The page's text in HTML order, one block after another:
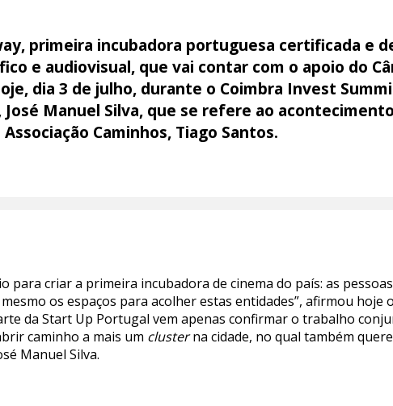
primeira incubadora portuguesa certificada e
e audiovisual, que vai contar com o apoio do
dia 3 de julho, durante o Coimbra Invest
Manuel Silva, que se refere ao
Caminhos, Tiago Santos.
para criar a primeira incubadora de cinema do país: as
os espaços para acolher estas entidades”, afirmou hoje
da Start Up Portugal vem apenas confirmar o trabalho
caminho a mais um clusterna cidade, no qual também
Manuel Silva.